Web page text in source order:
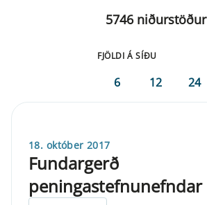
5746 niðurstöður
FJÖLDI Á SÍÐU
6 12 24
18. október 2017
Fundargerð
peningastefnunefndar